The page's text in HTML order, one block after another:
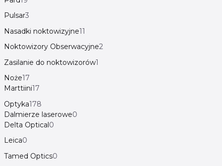
Pulsar3
Nasadki noktowizyjne11
Noktowizory Obserwacyjne2
Zasilanie do noktowizorów1
Noże17
Marttiini17
Optyka178
Dalmierze laserowe0
Delta Optical0
Leica0
Tamed Optics0